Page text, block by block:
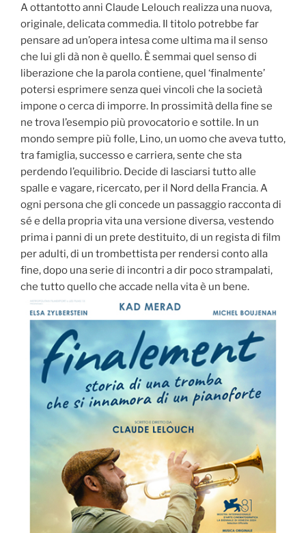
A ottantotto anni Claude Lelouch realizza una nuova,
originale, delicata commedia. Il titolo potrebbe far
pensare ad un’opera intesa come ultima ma il senso
che lui gli dà non è quello. È semmai quel senso di
liberazione che la parola contiene, quel ‘finalmente’
potersi esprimere senza quei vincoli che la società
impone o cerca di imporre. In prossimità della fine se
ne trova l’esempio più provocatorio e sottile. In un
mondo sempre più folle, Lino, un uomo che aveva tutto,
tra famiglia, successo e carriera, sente che sta
perdendo l’equilibrio. Decide di lasciarsi tutto alle
spalle e vagare, ricercato, per il Nord della Francia. A
ogni persona che gli concede un passaggio racconta di
sé e della propria vita una versione diversa, vestendo
prima i panni di un prete destituito, di un regista di film
per adulti, di un trombettista per rendersi conto alla
fine, dopo una serie di incontri a dir poco strampalati,
che tutto quello che accade nella vita è un bene.